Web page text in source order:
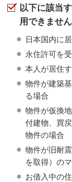
以下に該当
用できません
日本国内に
永住許可を
本人が居住
物件が建築
る場合
物件が仮換
付建物、買
物件の場合
物件が旧耐
を取得）の
お借入中の